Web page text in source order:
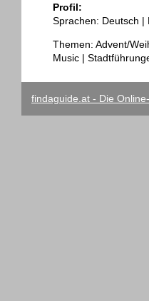
Profil:
Sprachen: Deutsch |
Themen: Advent/
Music |
findaguide.at - Die